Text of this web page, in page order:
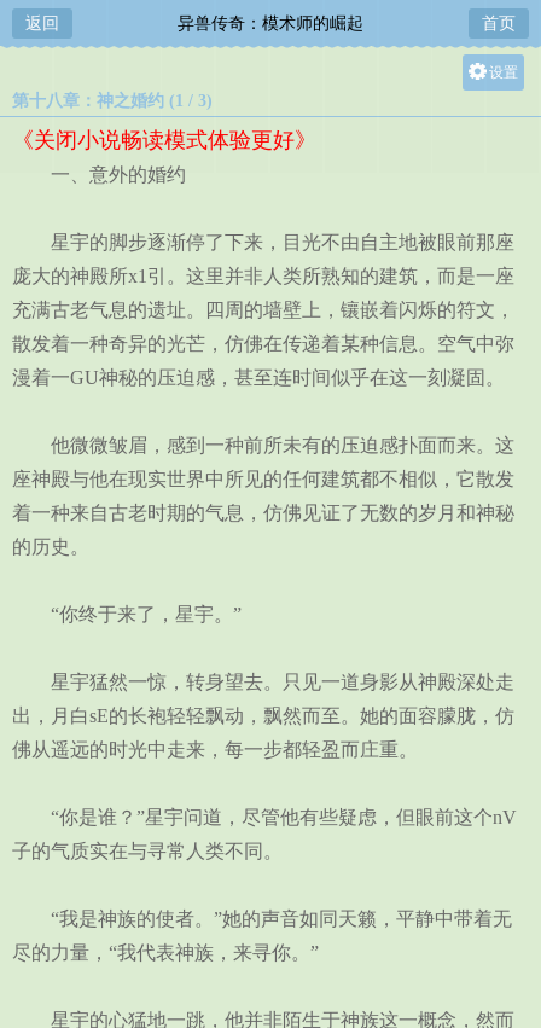
返回 异兽传奇：模术师的崛起 首页
设置
第十八章：神之婚约 (1 / 3)
《关闭小说畅读模式体验更好》
一、意外的婚约
星宇的脚步逐渐停了下来，目光不由自主地被眼前那座
庞大的神殿所x1引。这里并非人类所熟知的建筑，而是一座
充满古老气息的遗址。四周的墙壁上，镶嵌着闪烁的符文，
散发着一种奇异的光芒，仿佛在传递着某种信息。空气中弥
漫着一GU神秘的压迫感，甚至连时间似乎在这一刻凝固。
他微微皱眉，感到一种前所未有的压迫感扑面而来。这
座神殿与他在现实世界中所见的任何建筑都不相似，它散发
着一种来自古老时期的气息，仿佛见证了无数的岁月和神秘
的历史。
“你终于来了，星宇。”
星宇猛然一惊，转身望去。只见一道身影从神殿深处走
出，月白sE的长袍轻轻飘动，飘然而至。她的面容朦胧，仿
佛从遥远的时光中走来，每一步都轻盈而庄重。
“你是谁？”星宇问道，尽管他有些疑虑，但眼前这个nV
子的气质实在与寻常人类不同。
“我是神族的使者。”她的声音如同天籁，平静中带着无
尽的力量，“我代表神族，来寻你。”
星宇的心猛地一跳，他并非陌生于神族这一概念，然而